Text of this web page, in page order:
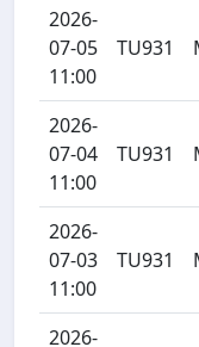
2026-
07-05
11:00
TU931
2026-
07-04
11:00
TU931
2026-
07-03
11:00
TU931
2026-